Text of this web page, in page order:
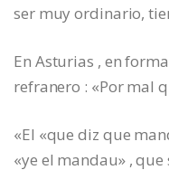
ser muy ordinario,
En Asturias , en
refranero : «Por mal
«El «que diz que
«ye el mandau» ,